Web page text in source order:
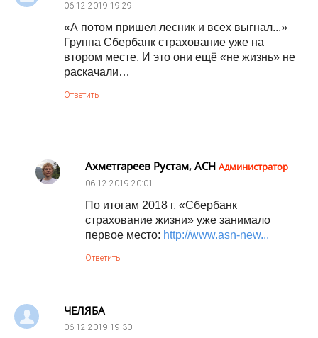
06.12.2019 19:29
«А потом пришел лесник и всех выгнал...»
Группа Сбербанк страхование уже на
втором месте. И это они ещё «не жизнь» не
раскачали…
Ответить
Ахметгареев Рустам, АСН Администратор
06.12.2019 20:01
По итогам 2018 г. «Сбербанк
страхование жизни» уже занимало
первое место: http://www.asn-new...
Ответить
ЧЕЛЯБА
06.12.2019 19:30